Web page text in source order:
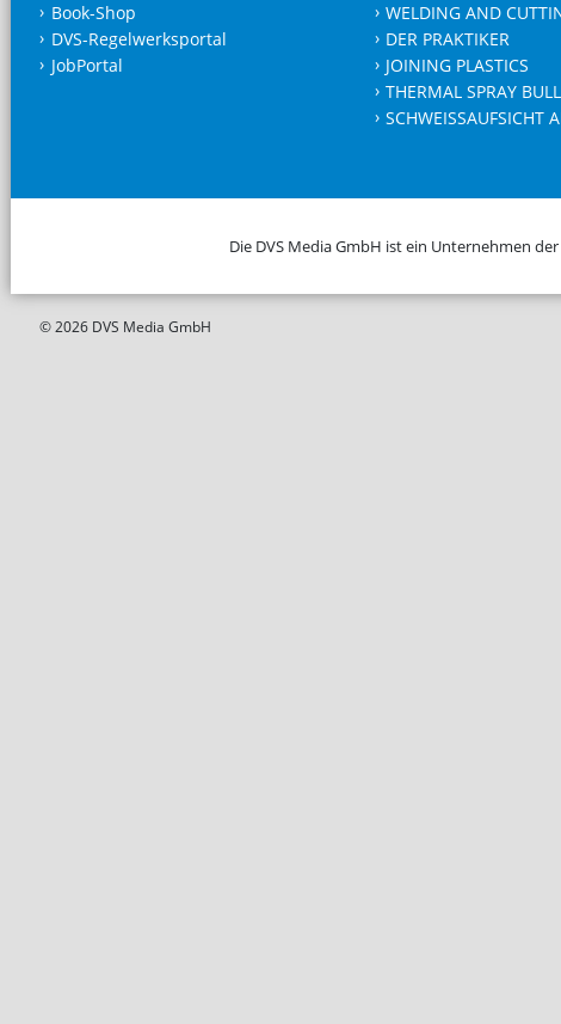
Book-Shop
DVS-Regelwerksportal
JobPortal
WELDING AND
DER PRAKTIKER
JOINING PLASTICS
THERMAL SPRAY
SCHWEISSAUFSICHT
Die DVS Media GmbH ist ein Unternehmen der
© 2026 DVS Media GmbH